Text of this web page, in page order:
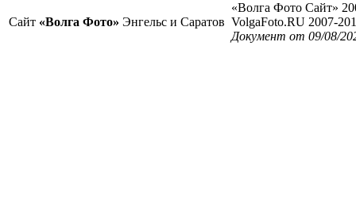
Сайт «Волга Фото» Энгельс и Саратов
«Волга Фото Сайт»
VolgaFoto.RU 2007-
Документ от 09/08/